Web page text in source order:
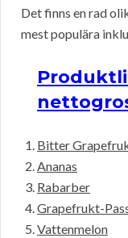
Det finns en rad
mest populära
Bitter
Ananas
Rabarber
Grapefrukt-
Vattenmelon